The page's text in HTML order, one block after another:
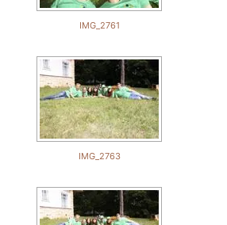
IMG_2761
IMG_2763